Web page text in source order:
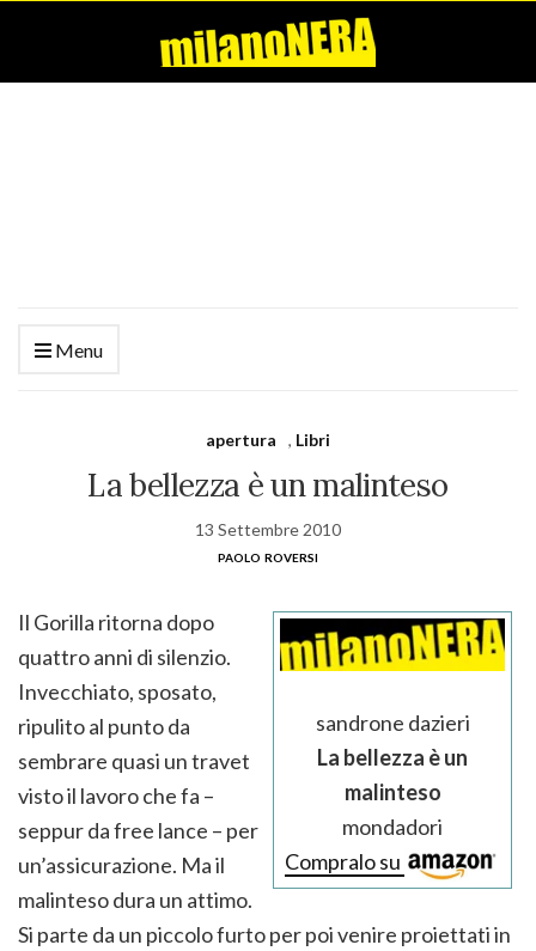
Menu
apertura , Libri
La bellezza è un malinteso
13 Settembre 2010
paolo roversi
sandrone dazieri
La bellezza è un
malinteso
mondadori
Compralo su
Il Gorilla ritorna dopo
quattro anni di silenzio.
Invecchiato, sposato,
ripulito al punto da
sembrare quasi un travet
visto il lavoro che fa –
seppur da free lance – per
un’assicurazione. Ma il
malinteso dura un attimo.
Si parte da un piccolo furto per poi venire proiettati in